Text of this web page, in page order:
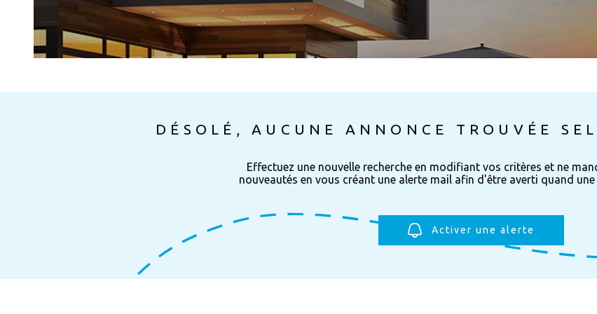
DÉSOLÉ, AUCUNE ANNONCE TROUVÉE
Effectuez une nouvelle recherche en modifiant vos critères et ne
nouveautés en vous créant une alerte mail afin d'être averti quand une
Activer une alerte